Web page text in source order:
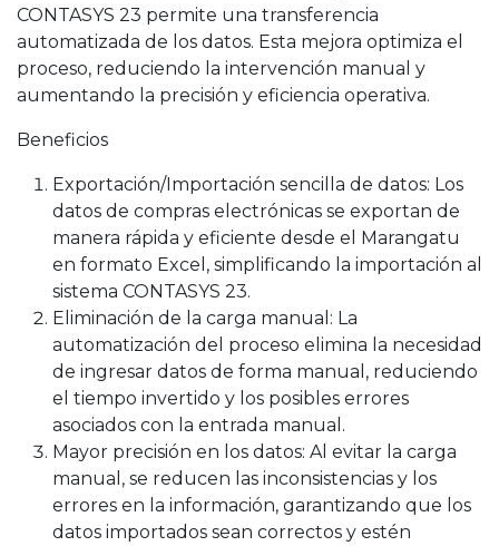
CONTASYS 23 permite una transferencia
automatizada de los datos. Esta mejora optimiza el
proceso, reduciendo la intervención manual y
aumentando la precisión y eficiencia operativa.
Beneficios
Exportación/Importación sencilla de datos: Los
datos de compras electrónicas se exportan de
manera rápida y eficiente desde el Marangatu
en formato Excel, simplificando la importación al
sistema CONTASYS 23.
Eliminación de la carga manual: La
automatización del proceso elimina la necesidad
de ingresar datos de forma manual, reduciendo
el tiempo invertido y los posibles errores
asociados con la entrada manual.
Mayor precisión en los datos: Al evitar la carga
manual, se reducen las inconsistencias y los
errores en la información, garantizando que los
datos importados sean correctos y estén